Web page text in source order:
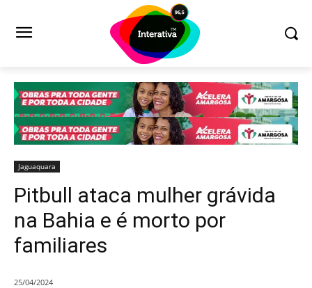
Jaguaquara
Pitbull ataca mulher grávida
na Bahia e é morto por
familiares
25/04/2024